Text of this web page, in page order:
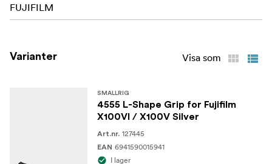
FUJIFILM
Varianter Visa som
SMALLRIG
4555 L-Shape Grip for Fujifilm
X100VI / X100V Silver
Art.nr. 127445
EAN 6941590015941
I lager